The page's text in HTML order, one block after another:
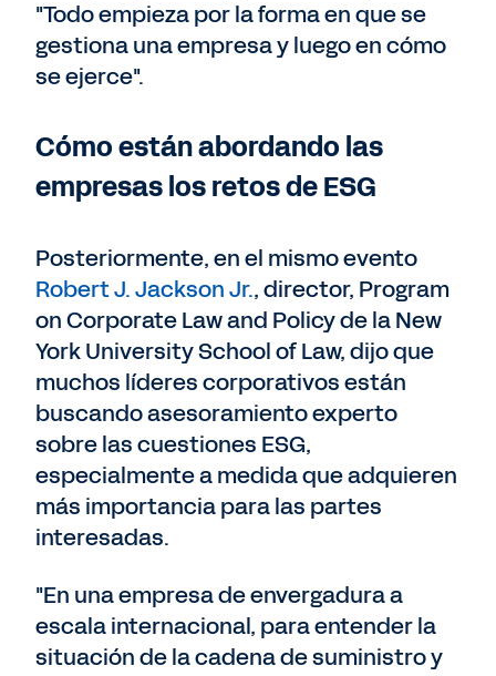
"Todo empieza por la forma en que se
gestiona una empresa y luego en cómo
se ejerce".
Cómo están abordando las
empresas los retos de ESG
Posteriormente, en el mismo evento
Robert J. Jackson Jr., director, Program
on Corporate Law and Policy de la New
York University School of Law, dijo que
muchos líderes corporativos están
buscando asesoramiento experto
sobre las cuestiones ESG,
especialmente a medida que adquieren
más importancia para las partes
interesadas.
"En una empresa de envergadura a
escala internacional, para entender la
situación de la cadena de suministro y